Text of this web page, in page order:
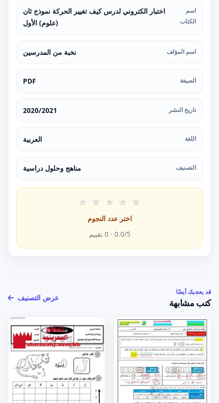
اسم
الكتاب
اختبار الكتروني لدرس كيف تغيير الحركة نموذج ثان
(علوم) الأول
اسم المؤلف نخبة من المدرسين
الصيغة PDF
تاريخ النشر 2020/2021
اللغة العربية
التصنيف مناهج وحلول دراسية
★ ★ ★ ★ ★
اختر عدد النجوم
0.0/5 ·
0 تقييم
قد يعجبك أيضًا
كتب مشابهة
عرض التصنيف